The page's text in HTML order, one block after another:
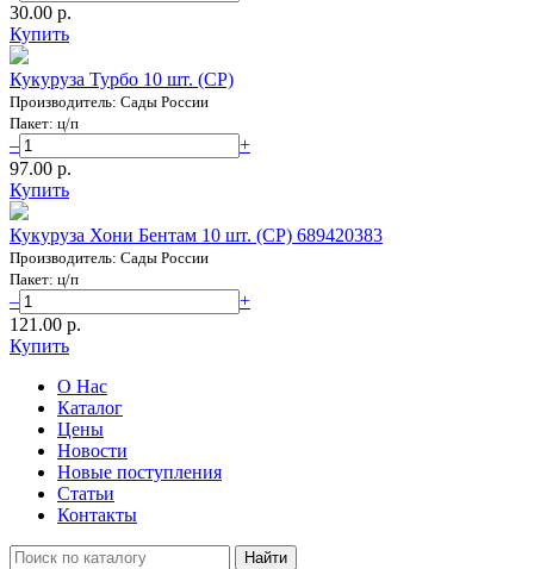
30.00 p.
Купить
Кукуруза Турбо 10 шт. (СР)
Производитель: Сады России
Пакет: ц/п
–
+
97.00 p.
Купить
Кукуруза Хони Бентам 10 шт. (СР) 689420383
Производитель: Сады России
Пакет: ц/п
–
+
121.00 p.
Купить
О Нас
Каталог
Цены
Новости
Новые поступления
Статьи
Контакты